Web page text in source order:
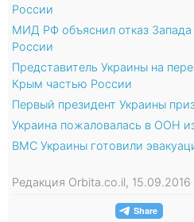
России
МИД РФ объяснил отказ
России
Представитель Украины на
Крым частью России
Первый президент Украины
Украина пожаловалась в ООН
ВМС Украины готовили
Редакция Orbita.co.il,